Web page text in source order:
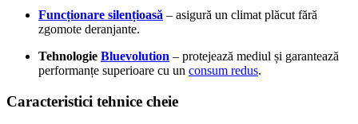
Funcționare silențioasă – asigură un climat plăcut fără
zgomote deranjante.
Tehnologie Bluevolution – protejează mediul și garantează
performanțe superioare cu un consum redus.
Caracteristici tehnice cheie